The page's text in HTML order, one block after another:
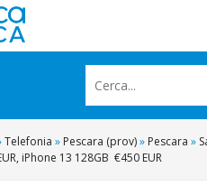
Telefonia » Pescara (prov)» Pescara »
iPhone 13 128GB €450 EUR